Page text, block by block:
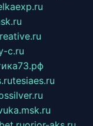
c.ru
tesiaes.ru